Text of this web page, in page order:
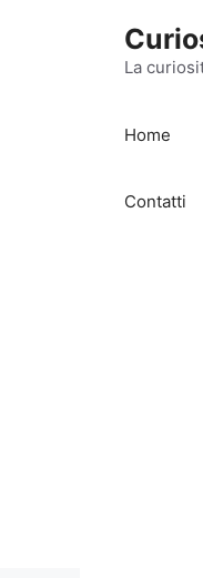
La
Home
Contatti